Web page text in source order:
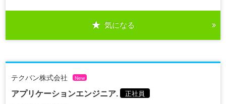
気になる
テクバン株式会社 New
アプリケーションエンジニア. 正社員